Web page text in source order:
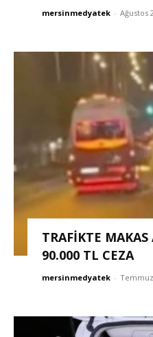
mersinmedyatek - Ağustos
TRAFİKTE
90.000 TL CEZA
mersinmedyatek -